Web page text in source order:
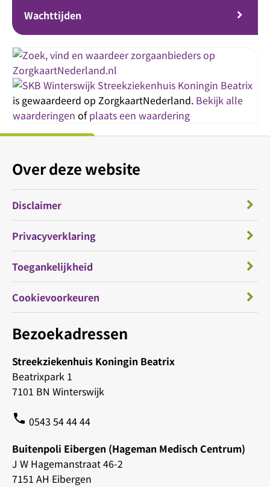
Wachttijden
Streekziekenhuis Koningin Beatrix
is gewaardeerd op ZorgkaartNederland. Bekijk alle
waarderingen ofplaats een waardering
Bezoekadressen
Streekziekenhuis Koningin Beatrix
Beatrixpark 1
7101 BN Winterswijk
phone 0543 54 44 44
Buitenpoli Eibergen (Hageman Medisch Centrum)
J W Hagemanstraat 46-2
7151 AH Eibergen
Over deze website
Disclaimer
Privacyverklaring
Toegankelijkheid
Cookievoorkeuren